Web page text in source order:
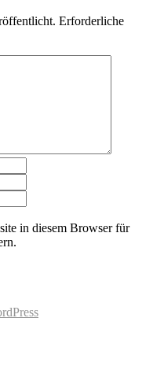
Erforderliche
in diesem Browser für